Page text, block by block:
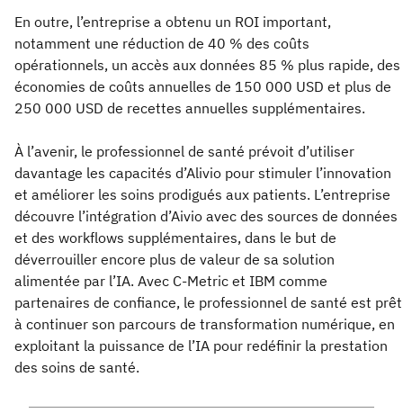
En outre, l’entreprise a obtenu un ROI important,
notamment une réduction de 40 % des coûts
opérationnels, un accès aux données 85 % plus rapide, des
économies de coûts annuelles de 150 000 USD et plus de
250 000 USD de recettes annuelles supplémentaires.
À l’avenir, le professionnel de santé prévoit d’utiliser
davantage les capacités d’Alivio pour stimuler l’innovation
et améliorer les soins prodigués aux patients. L’entreprise
découvre l’intégration d’Aivio avec des sources de données
et des workflows supplémentaires, dans le but de
déverrouiller encore plus de valeur de sa solution
alimentée par l’IA. Avec C-Metric et IBM comme
partenaires de confiance, le professionnel de santé est prêt
à continuer son parcours de transformation numérique, en
exploitant la puissance de l’IA pour redéfinir la prestation
des soins de santé.